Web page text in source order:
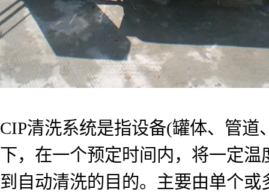
CIP清洗系统是指设备(罐体、管
下，在一个预定时间内，将一定
到自动清洗的目的。主要由单个